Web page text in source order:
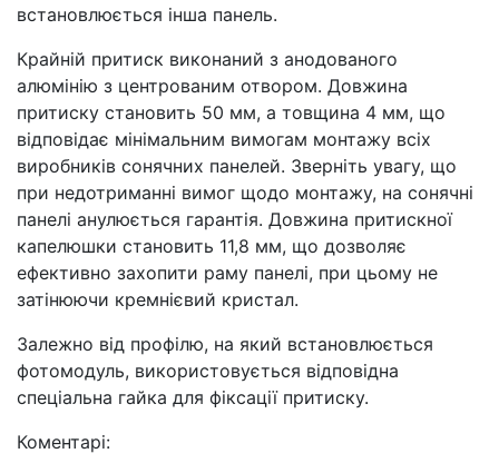
встановлюється інша панель.
Крайній притиск виконаний з анодованого
алюмінію з центрованим отвором. Довжина
притиску становить 50 мм, а товщина 4 мм, що
відповідає мінімальним вимогам монтажу всіх
виробників сонячних панелей. Зверніть увагу, що
при недотриманні вимог щодо монтажу, на сонячні
панелі анулюється гарантія. Довжина притискної
капелюшки становить 11,8 мм, що дозволяє
ефективно захопити раму панелі, при цьому не
затінюючи кремнієвий кристал.
Залежно від профілю, на який встановлюється
фотомодуль, використовується відповідна
спеціальна гайка для фіксації притиску.
Коментарі: